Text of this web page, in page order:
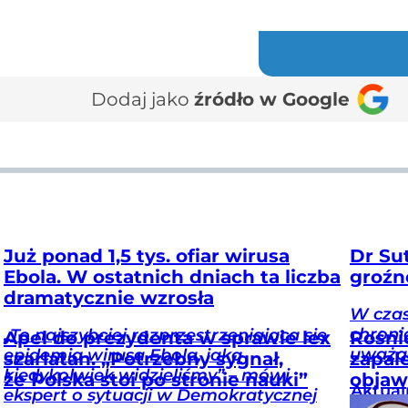
Dodaj jako źródło w Google
Już ponad 1,5 tys. ofiar wirusa
Ebola. W ostatnich dniach ta liczba
dramatycznie wzrosła
„To najszybciej rozprzestrzeniająca się
epidemia wirusa Ebola, jaką
kiedykolwiek widzieliśmy” – mówi
ekspert o sytuacji w Demokratycznej
Dr
W
Apel do prezydenta w sprawie lex
szarlatan. „Potrzebny sygnał,
że Polska stoi po stronie nauki”